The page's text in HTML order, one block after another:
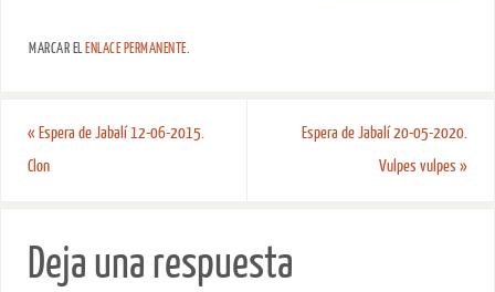
MARCAR EL ENLACE PERMANENTE.
« Espera de Jabalí 12-06-2015.
Clon
Espera de Jabalí 20-05-2020.
Vulpes vulpes »
Deja una respuesta